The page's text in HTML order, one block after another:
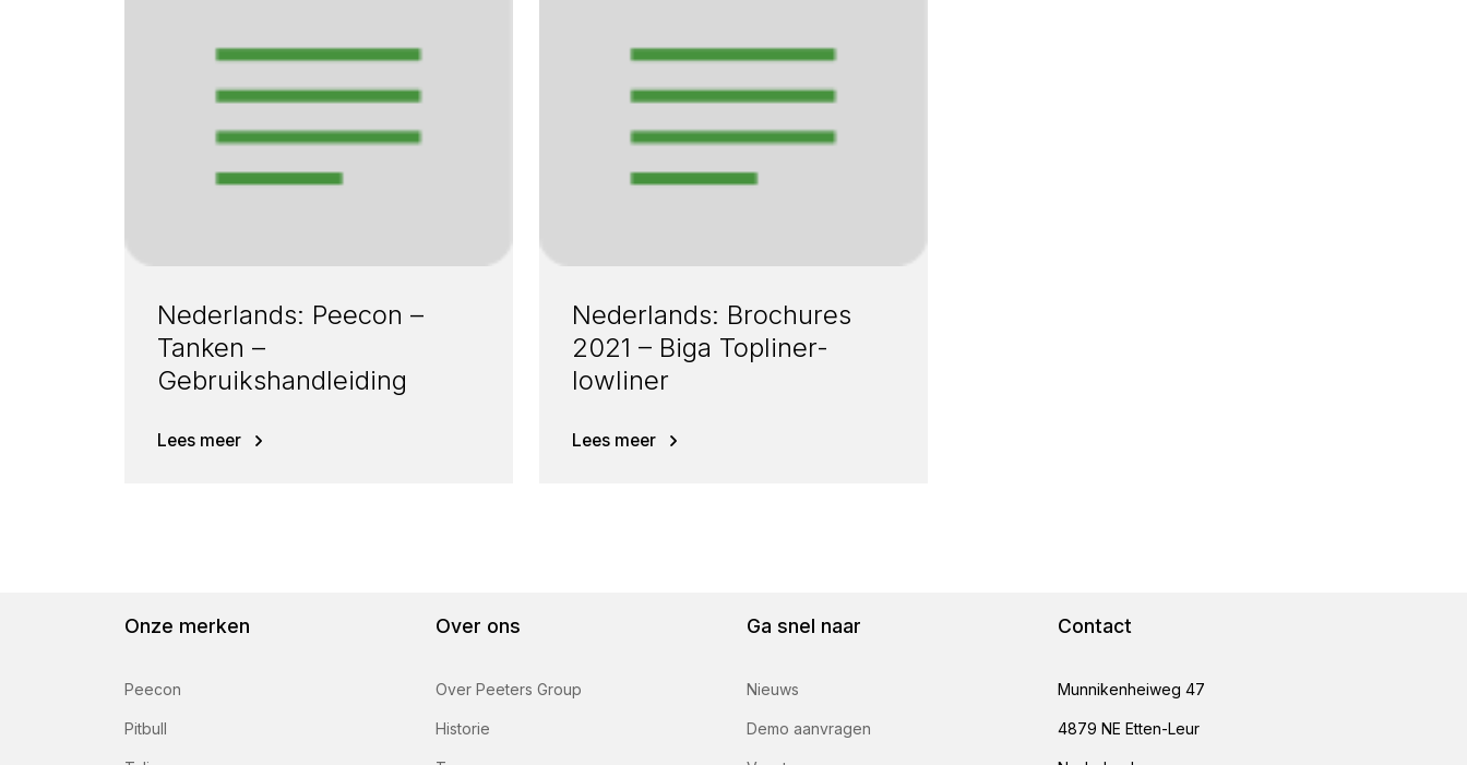
Nederlands: Peecon –
Tanken –
Gebruikshandleiding
Lees meer
Nederlands: Brochures
2021 – Biga Topliner-
lowliner
Lees meer
Onze merken
Peecon
Pitbull
Over ons
Over Peeters Group
Historie
Ga snel naar
Nieuws
Demo aanvragen
Contact
Munnikenheiweg 47
4879 NE Etten-Leur